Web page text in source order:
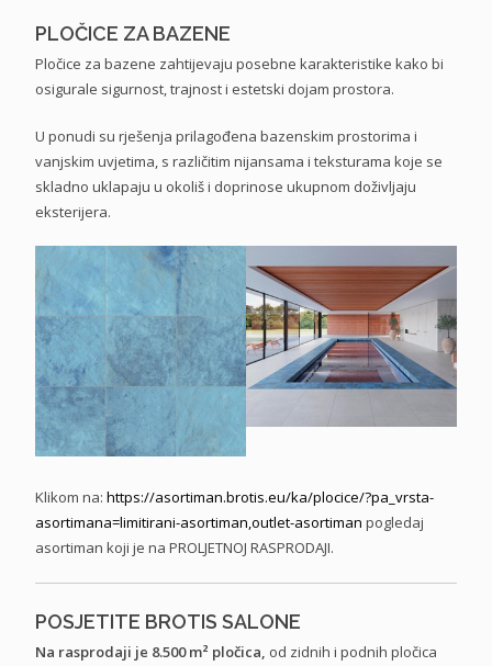
PLOČICE ZA BAZENE
Pločice za bazene zahtijevaju posebne karakteristike kako bi
osigurale sigurnost, trajnost i estetski dojam prostora.
U ponudi su rješenja prilagođena bazenskim prostorima i
vanjskim uvjetima, s različitim nijansama i teksturama koje se
skladno uklapaju u okoliš i doprinose ukupnom doživljaju
eksterijera.
Klikom na:https://asortiman.brotis.eu/ka/plocice/?pa_vrsta-
asortimana=limitirani-asortiman,outlet-asortiman pogledaj
asortiman koji je na PROLJETNOJ RASPRODAJI.
POSJETITE BROTIS SALONE
Na rasprodaji je 8.500 m² pločica, od zidnih i podnih pločica